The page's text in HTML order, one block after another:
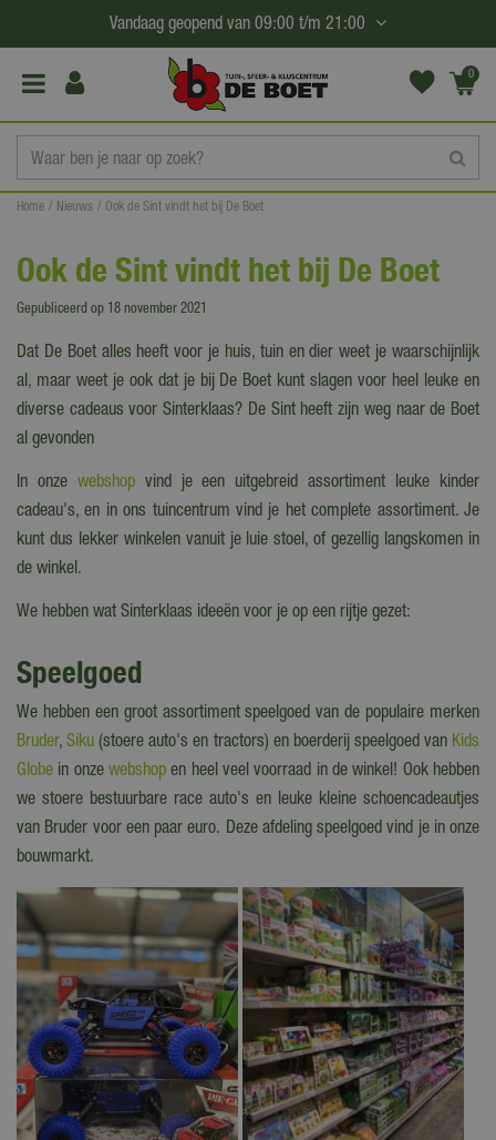
a
Home Nieuws Ook de Sint vindt het bij De Boet
Vandaag geopend van 09:00 t/m 21:00
0
(€0,
Ook de Sint vindt het bij De Boet
Gepubliceerd op 18 november 2021
Dat De Boet alles heeft voor je huis, tuin en dier weet je waarschijnlijk
al, maar weet je ook dat je bij De Boet kunt slagen voor heel leuke en
diverse cadeaus voor Sinterklaas? De Sint heeft zijn weg naar de Boet
al gevonden
In onze webshopvind je een uitgebreid assortiment leuke kinder
cadeau's, en in ons tuincentrum vind je het complete assortiment. Je
kunt dus lekker winkelen vanuit je luie stoel, of gezellig langskomen in
de winkel.
We hebben wat Sinterklaas ideeën voor je op een rijtje gezet:
Speelgoed
We hebben een groot assortiment speelgoed van de populaire merken
Bruder,Siku (stoere auto's en tractors) en boerderij speelgoed van Kids
Globe in onze webshop en heel veel voorraad in de winkel! Ook hebben
we stoere bestuurbare race auto's en leuke kleine schoencadeautjes
van Bruder voor een paar euro. Deze afdeling speelgoed vind je in onze
bouwmarkt.